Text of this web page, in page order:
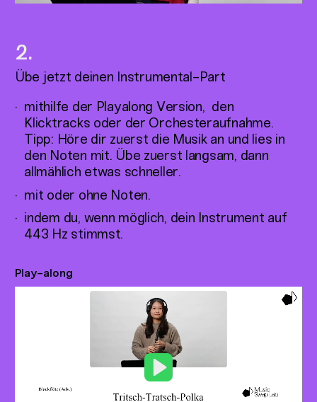
Übe jetzt deinen Instrumental-Part
mithilfe der Playalong Version, den
Klicktracks oder der Orchesteraufnahme.
Tipp: Höre dir zuerst die Musik an und lies in
den Noten mit. Übe zuerst langsam, dann
allmählich etwas schneller.
mit oder ohne Noten.
indem du, wenn möglich, dein Instrument auf
443 Hz stimmst.
Play-along
Play